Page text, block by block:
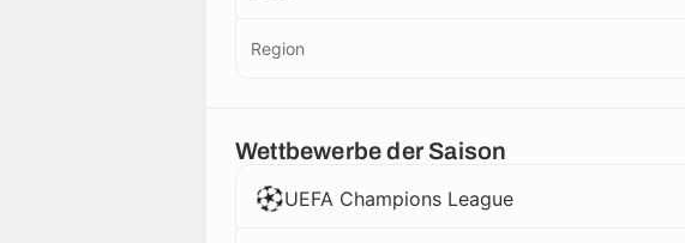
Region
Wettbewerbe der Saison
UEFA Champions League